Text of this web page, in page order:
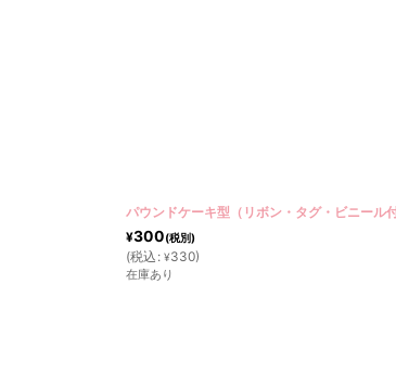
パウンドケーキ型（リボン・タグ・ビニール
¥300(税別)
(税込 : ¥330)
在庫あり